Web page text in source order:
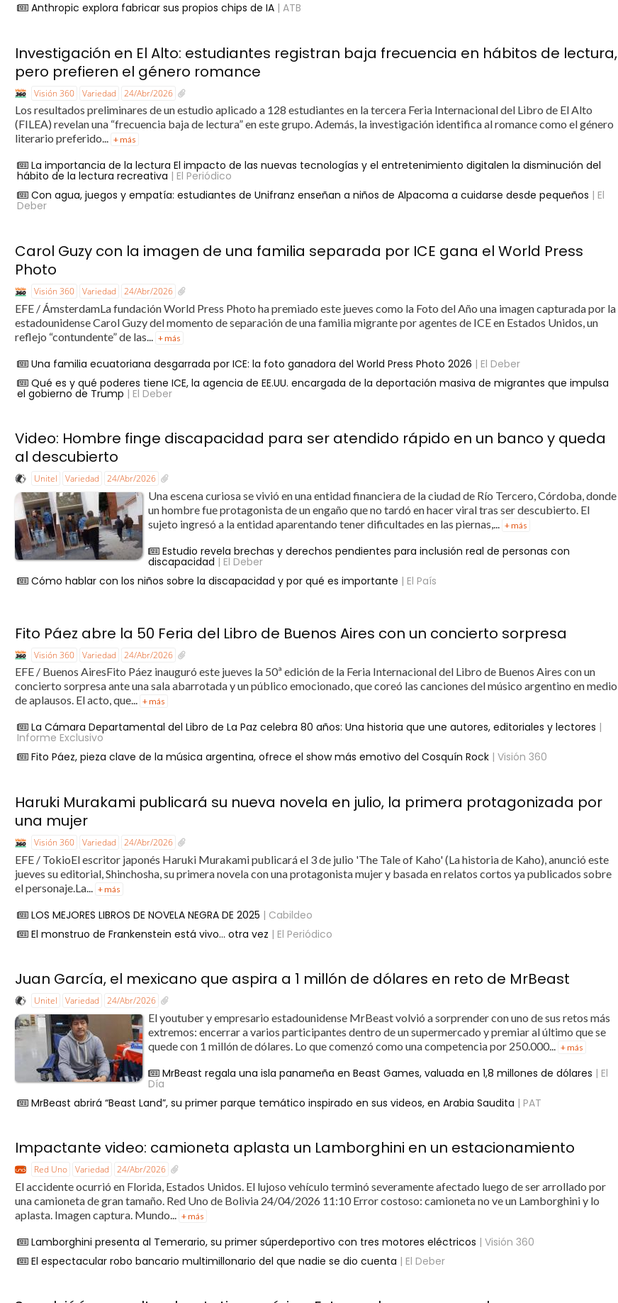
Anthropic explora fabricar sus propios chips de IA | ATB
Investigación en El Alto: estudiantes registran baja frecuencia en hábitos de lectura,
pero prefieren el género romance
Visión 360 Variedad 24/Abr/2026
Los resultados preliminares de un estudio aplicado a 128 estudiantes en la tercera Feria Internacional del Libro de El Alto
(FILEA) revelan una “frecuencia baja de lectura” en este grupo. Además, la investigación identifica al romance como el género
literario preferido... + más
La importancia de la lectura El impacto de las nuevas tecnologías y el entretenimiento digitalen la disminución del
hábito de la lectura recreativa | El Periódico
Con agua, juegos y empatía: estudiantes de Unifranz enseñan a niños de Alpacoma a cuidarse desde pequeños | El
Deber
Carol Guzy con la imagen de una familia separada por ICE gana el World Press
Photo
Visión 360 Variedad 24/Abr/2026
EFE / ÁmsterdamLa fundación World Press Photo ha premiado este jueves como la Foto del Año una imagen capturada por la
estadounidense Carol Guzy del momento de separación de una familia migrante por agentes de ICE en Estados Unidos, un
reflejo “contundente” de las...
+ más
Una familia ecuatoriana desgarrada por ICE: la foto ganadora del World Press Photo 2026 | El Deber
Qué es y qué poderes tiene ICE, la agencia de EE.UU. encargada de la deportación masiva de migrantes que impulsa
el gobierno de Trump | El Deber
Video: Hombre finge discapacidad para ser atendido rápido en un banco y queda
al descubierto
Unitel Variedad 24/Abr/2026
Una escena curiosa se vivió en una entidad financiera de la ciudad de Río Tercero, Córdoba, donde
un hombre fue protagonista de un engaño que no tardó en hacer viral tras ser descubierto. El
sujeto ingresó a la entidad aparentando tener dificultades en las piernas,... + más
Estudio revela brechas y derechos pendientes para inclusión real de personas con
discapacidad | El Deber
Cómo hablar con los niños sobre la discapacidad y por qué es importante | El País
Fito Páez abre la 50 Feria del Libro de Buenos Aires con un concierto sorpresa
Visión 360 Variedad 24/Abr/2026
EFE / Buenos AiresFito Páez inauguró este jueves la 50ª edición de la Feria Internacional del Libro de Buenos Aires con un
concierto sorpresa ante una sala abarrotada y un público emocionado, que coreó las canciones del músico argentino en medio
de aplausos. El acto, que... + más
La Cámara Departamental del Libro de La Paz celebra 80 años: Una historia que une autores, editoriales y lectores |
Informe Exclusivo
Fito Páez, pieza clave de la música argentina, ofrece el show más emotivo del Cosquín Rock | Visión 360
Haruki Murakami publicará su nueva novela en julio, la primera protagonizada por
una mujer
Visión 360 Variedad 24/Abr/2026
EFE / TokioEl escritor japonés Haruki Murakami publicará el 3 de julio 'The Tale of Kaho' (La historia de Kaho), anunció este
jueves su editorial, Shinchosha, su primera novela con una protagonista mujer y basada en relatos cortos ya publicados sobre
el personaje.La...
+ más
LOS MEJORES LIBROS DE NOVELA NEGRA DE 2025 | Cabildeo
El monstruo de Frankenstein está vivo… otra vez | El Periódico
Juan García, el mexicano que aspira a 1 millón de dólares en reto de MrBeast
Unitel Variedad 24/Abr/2026
El youtuber y empresario estadounidense MrBeast volvió a sorprender con uno de sus retos más
extremos: encerrar a varios participantes dentro de un supermercado y premiar al último que se
quede con 1 millón de dólares. Lo que comenzó como una competencia por 250.000... + más
MrBeast regala una isla panameña en Beast Games, valuada en 1,8 millones de dólares | El
Día
MrBeast abrirá “Beast Land”, su primer parque temático inspirado en sus videos, en Arabia Saudita | PAT
Impactante video: camioneta aplasta un Lamborghini en un estacionamiento
Red Uno Variedad 24/Abr/2026
El accidente ocurrió en Florida, Estados Unidos. El lujoso vehículo terminó severamente afectado luego de ser arrollado por
una camioneta de gran tamaño. Red Uno de Bolivia 24/04/2026 11:10 Error costoso: camioneta no ve un Lamborghini y lo
aplasta. Imagen captura. Mundo... + más
Lamborghini presenta al Temerario, su primer súperdeportivo con tres motores eléctricos | Visión 360
El espectacular robo bancario multimillonario del que nadie se dio cuenta | El Deber